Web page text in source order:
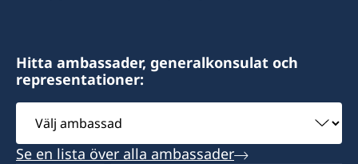
Hitta ambassader, generalkonsulat och
representationer:
Välj
ambassad
Se en lista över alla ambassader